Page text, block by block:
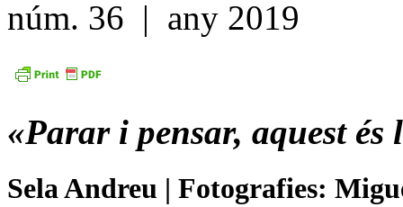
núm. 36 | any 2019
«Parar i pensar, aquest és
Sela Andreu | Fotografies: